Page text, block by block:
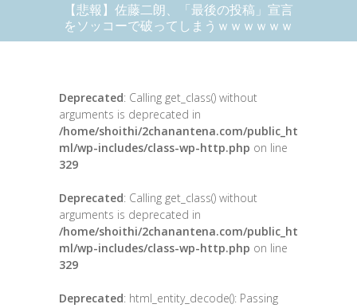
【悲報】佐藤二朗、「最後の投稿」宣言
をソッコーで破ってしまうｗｗｗｗｗｗ
Deprecated: Calling get_class() without
arguments is deprecated in
/home/shoithi/2chanantena.com/public_ht
ml/wp-includes/class-wp-http.php on line
329
Deprecated: Calling get_class() without
arguments is deprecated in
/home/shoithi/2chanantena.com/public_ht
ml/wp-includes/class-wp-http.php on line
329
Deprecated: html_entity_decode(): Passing